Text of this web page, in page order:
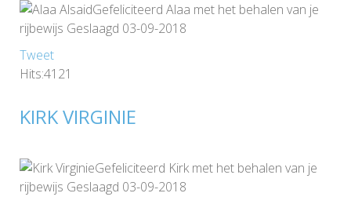
Gefeliciteerd Alaa met het behalen van je
rijbewijs Geslaagd 03-09-2018
Tweet
Hits:4121
KIRK VIRGINIE
Gefeliciteerd Kirk met het behalen van je
rijbewijs Geslaagd 03-09-2018